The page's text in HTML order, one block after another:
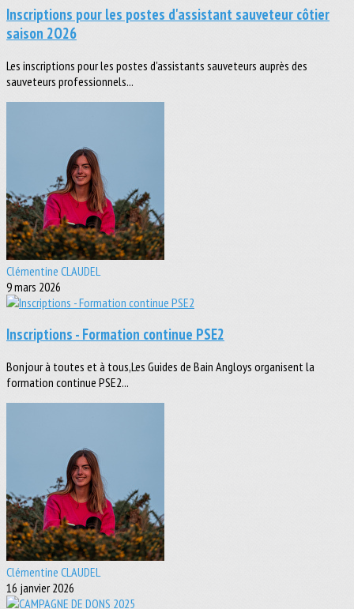
Inscriptions pour les postes d'assistant sauveteur côtier
saison 2O26
Les inscriptions pour les postes d'assistants sauveteurs auprès des
sauveteurs professionnels...
Clémentine CLAUDEL
9 mars 2026
Inscriptions - Formation continue PSE2
Bonjour à toutes et à tous,Les Guides de Bain Angloys organisent la
formation continue PSE2...
Clémentine CLAUDEL
16 janvier 2026